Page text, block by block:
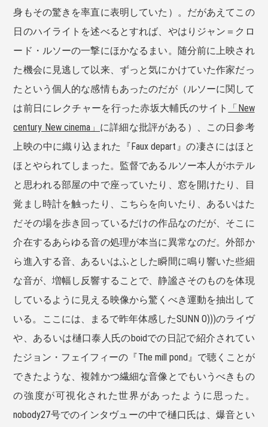
身もその驚きを率直に表明していた）。だがあえてこの
日のハイライトを述べるとすれば、やはりジャン＝クロ
ード・ルソーの一撃にほかなるまい。随分前に上映され
た機会に見逃して以来、ずっと気にかけていた作家だっ
たという個人的な感情もあったのだが（ルソーに関して
は前日にレクチャーを行った赤坂大輔氏のサイト
「New
century New cinema」 に詳細な批評がある）、この日参考
上映の中に織り込まれた『Faux depart』の凄さにはほと
ほとやられてしまった。監督であるルソー本人がホテル
と思われる部屋の中で座っていたり、窓を開けたり、目
覚まし時計を触ったり、こちらを向いたり、あるいはた
だその場を歩き回っているだけの作品なのだが、そこに
介在するあらゆる音の処理が本当に異常なのだ。外部か
ら進入する音、あるいはふとした瞬間に鳴り響いた些細
な音が、増幅し反響することで、静謐さそのものを体現
しているように見える映像から驚くべき運動を抽出して
いる。ここには、まるで昨年体感したSUNN O)))のライヴ
や、あるいは樋口泰人氏のboidでの日記で紹介されてい
たジョン・フェイフィーの『The mill pond』で聴くことが
できたような、複雑かつ繊細な音像とでもいうべきもの
の強度が可視化された世界があったように思った。
nobody27号でのインタヴューの中で樋口氏は、爆音とい